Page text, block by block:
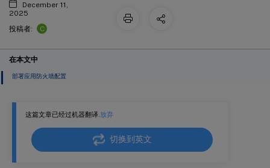
这篇文章已经过机器翻译.放弃
切换到英文
December 11,
2025
投稿者:
C
在本文中
部署应用防火墙配置